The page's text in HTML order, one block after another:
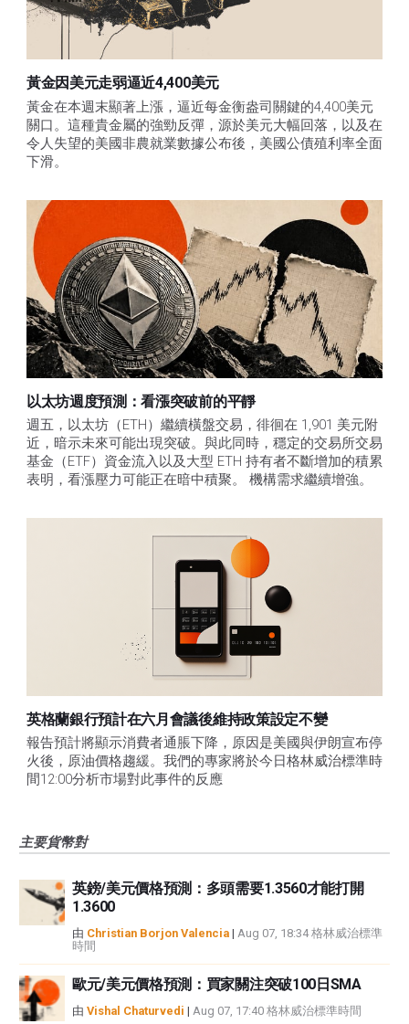
黃金因美元走弱逼近4,400美元
黃金在本週末顯著上漲，逼近每金衡盎司關鍵的4,400美元
關口。這種貴金屬的強勁反彈，源於美元大幅回落，以及在
令人失望的美國非農就業數據公布後，美國公債殖利率全面
下滑。
以太坊週度預測：看漲突破前的平靜
週五，以太坊（ETH）繼續橫盤交易，徘徊在 1,901 美元附
近，暗示未來可能出現突破。與此同時，穩定的交易所交易
基金（ETF）資金流入以及大型 ETH 持有者不斷增加的積累
表明，看漲壓力可能正在暗中積聚。 機構需求繼續增強。
英格蘭銀行預計在六月會議後維持政策設定不變
報告預計將顯示消費者通脹下降，原因是美國與伊朗宣布停
火後，原油價格趨緩。我們的專家將於今日格林威治標準時
間12:00分析市場對此事件的反應
主要貨幣對
英鎊/美元價格預測：多頭需要1.3560才能打開
1.3600
由 Christian Borjon Valencia | Aug 07, 18:34 格林威治標準
時間
歐元/美元價格預測：買家關注突破100日SMA
由 Vishal Chaturvedi | Aug 07, 17:40 格林威治標準時間